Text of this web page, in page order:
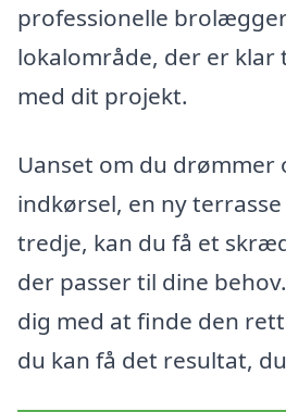
professionelle
lokalområde, der er
med dit projekt.
Uanset om du drømmer
indkørsel, en ny
tredje, kan du få et
der passer til dine
dig med at finde den
du kan få det resultat,